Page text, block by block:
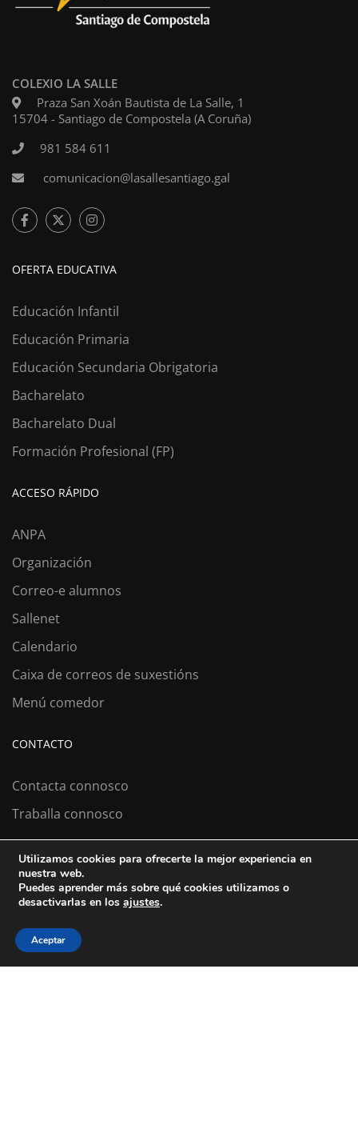
COLEXIO LA SALLE
Praza San Xoán Bautista de La Salle, 1
15704 - Santiago de Compostela (A Coruña)
981 584 611
comunicacion@lasallesantiago.gal
OFERTA EDUCATIVA
Educación Infantil
Educación Primaria
Educación Secundaria Obrigatoria
Bacharelato
Bacharelato Dual
Formación Profesional (FP)
ACCESO RÁPIDO
ANPA
Organización
Correo-e alumnos
Sallenet
Calendario
Caixa de correos de suxestións
Menú comedor
CONTACTO
Contacta connosco
Traballa connosco
Colexio La Salle Santiago
Aviso Legal
Política de cookies
Política de privacidad
Utilizamos cookies para ofrecerte la mejor experiencia en
nuestra web.
Puedes aprender más sobre qué cookies utilizamos o
desactivarlas en los ajustes.
Aceptar